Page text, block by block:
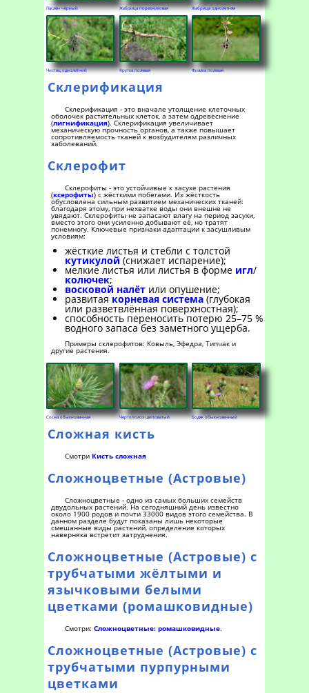
Паслён чёрный Жабрица порезниковая Жабрица однолетняя
Чистец однолетний Ярутка полевая Фиалка полевая
Склерификация
Склерификация - это вначале утолщение клеточных
оболочек растительных клеток, а затем одревеснение
(лигнификация). Склерификация увеличивает
механическую прочность органов, а также повышает
сопротивляемость тканей к возбудителям различных
заболеваний.
Склерофит
Склерофиты - это устойчивые к засухе растения
(ксерофиты) с жёсткими побегами. Их жёсткость
обусловлена сильным развитием механических тканей:
благодаря этому, при нехватке воды они внешне не
увядают. Склерофиты не запасают влагу на период засухи,
вместо этого они усиленно добывают её, но тратят
понемногу. Ключевые признаки адаптации к засушливым
условиям:
жёсткие листья и стебли с толстой
кутикулой (снижает испарение);
мелкие листья или листья в форме игл/
колючек;
восковой налёт или опушение;
развитая корневая система (глубокая
или разветвлённая поверхностная);
способность переносить потерю 25–75 %
водного запаса без заметного ущерба.
Примеры склерофитов: Ковыль, Эфедра, Типчак и
другие растения.
Сосна обыкновенная Чертополох шиповатый Бодяк обыкновенный
Сложная кисть
Смотри Кисть сложная
Сложноцветные (Астровые)
Сложноцветные - одно из самых больших семейств
двудольных растений. На сегодняшний день известно
около 1900 родов и почти 33000 видов этого семейства. В
данном разделе будут показаны лишь некоторые
смешанные виды растений, определение которых
наверняка встретит затруднения.
Сложноцветные (Астровые) с
трубчатыми жёлтыми и
язычковыми белыми
цветками (ромашковидные)
Смотри: Сложноцветные: ромашковидные.
Сложноцветные (Астровые) с
трубчатыми пурпурными
цветками